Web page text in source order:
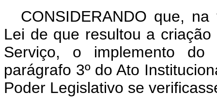
CONSIDERANDO que,
Lei de que resultou a
Serviço, o implemento do
parágrafo 3º do Ato
Poder Legislativo se